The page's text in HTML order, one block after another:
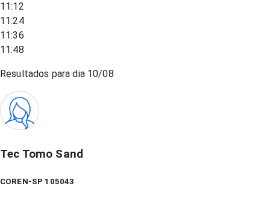
11:12
11:24
11:36
11:48
Resultados para dia 10/08
Tec Tomo Sand
COREN-SP 105043